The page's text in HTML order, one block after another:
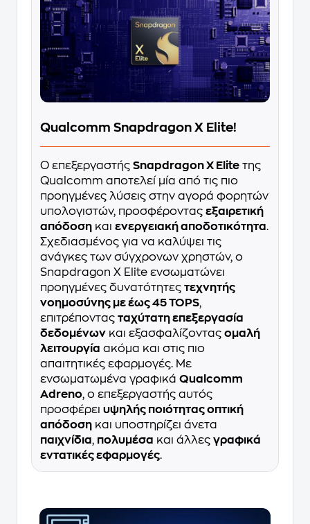
Qualcomm Snapdragon X Elite!
Ο επεξεργαστής Snapdragon X Elite της
Qualcomm αποτελεί μία από τις πιο
προηγμένες λύσεις στην αγορά φορητών
υπολογιστών, προσφέροντας εξαιρετική
απόδοση και ενεργειακή αποδοτικότητα.
Σχεδιασμένος για να καλύψει τις
ανάγκες των σύγχρονων χρηστών, ο
Snapdragon X Elite ενσωματώνει
προηγμένες δυνατότητες τεχνητής
νοημοσύνης με έως 45 TOPS,
επιτρέποντας ταχύτατη επεξεργασία
δεδομένων και εξασφαλίζοντας ομαλή
λειτουργία ακόμα και στις πιο
απαιτητικές εφαρμογές. Με
ενσωματωμένα γραφικά Qualcomm
Adreno, ο επεξεργαστής αυτός
προσφέρει υψηλής ποιότητας οπτική
απόδοση και υποστηρίζει άνετα
παιχνίδια, πολυμέσα και άλλες γραφικά
εντατικές εφαρμογές.